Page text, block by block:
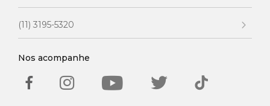
(11) 3195-5320
Nos acompanhe